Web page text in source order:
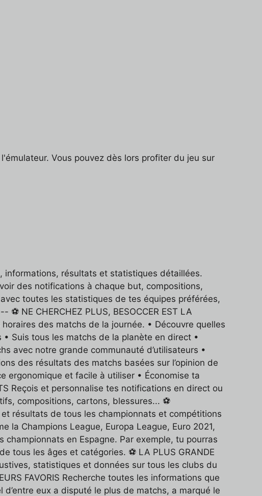
Vous pouvez dès lors profiter du jeu sur
informations, résultats et statistiques détaillées.
des notifications à chaque but, compositions,
toutes les statistiques de tes équipes préférées,
CHERCHEZ PLUS, BESOCCER EST LA
des matchs de la journée. • Découvre quelles
Suis tous les matchs de la planète en direct •
avec notre grande communauté d’utilisateurs •
des résultats des matchs basées sur l’opinion de
ergonomique et facile à utiliser • Économise ta
Reçois et personnalise tes notifications en direct ou
compositions, cartons, blessures... ⚽
et résultats de tous les championnats et compétitions
la Champions League, Europa League, Euro 2021,
en Espagne. Par exemple, tu pourras
tous les âges et catégories. ⚽ LA PLUS GRANDE
statistiques et données sur tous les clubs du
FAVORIS Recherche toutes les informations que
eux a disputé le plus de matchs, a marqué le